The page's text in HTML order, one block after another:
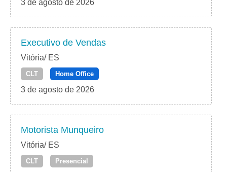
3 de agosto de 2026
Executivo de Vendas
Vitória/ ES
CLT Home Office
3 de agosto de 2026
Motorista Munqueiro
Vitória/ ES
CLT Presencial